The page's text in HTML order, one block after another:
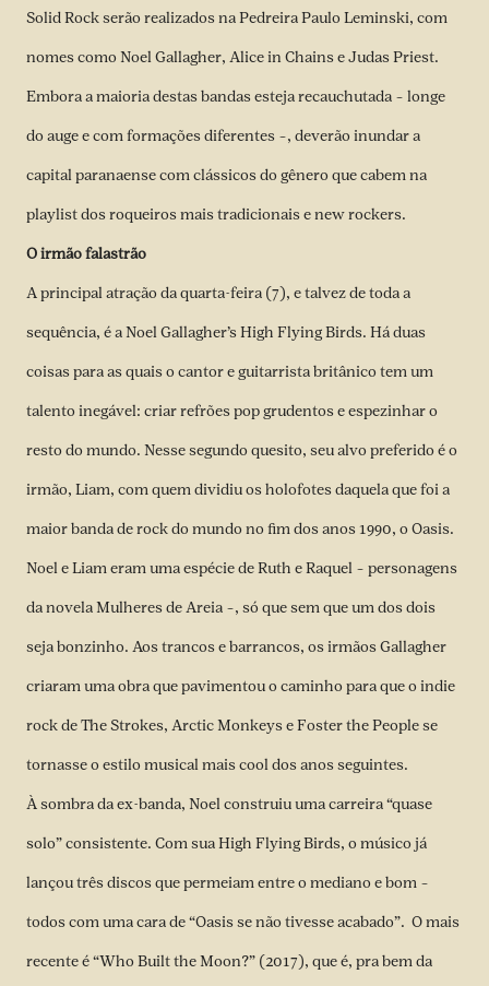
Solid Rock serão realizados na Pedreira Paulo Leminski, com
nomes como Noel Gallagher, Alice in Chains e Judas Priest.
Embora a maioria destas bandas esteja recauchutada – longe
do auge e com formações diferentes –, deverão inundar a
capital paranaense com clássicos do gênero que cabem na
playlist dos roqueiros mais tradicionais e new rockers.
O irmão falastrão
A principal atração da quarta-feira (7), e talvez de toda a
sequência, é a Noel Gallagher’s High Flying Birds. Há duas
coisas para as quais o cantor e guitarrista britânico tem um
talento inegável: criar refrões pop grudentos e espezinhar o
resto do mundo. Nesse segundo quesito, seu alvo preferido é o
irmão, Liam, com quem dividiu os holofotes daquela que foi a
maior banda de rock do mundo no fim dos anos 1990, o Oasis.
Noel e Liam eram uma espécie de Ruth e Raquel – personagens
da novela Mulheres de Areia –, só que sem que um dos dois
seja bonzinho. Aos trancos e barrancos, os irmãos Gallagher
criaram uma obra que pavimentou o caminho para que o indie
rock de The Strokes, Arctic Monkeys e Foster the People se
tornasse o estilo musical mais cool dos anos seguintes.
À sombra da ex-banda, Noel construiu uma carreira “quase
solo” consistente. Com sua High Flying Birds, o músico já
lançou três discos que permeiam entre o mediano e bom –
todos com uma cara de “Oasis se não tivesse acabado”. O mais
recente é “Who Built the Moon?” (2017), que é, pra bem da